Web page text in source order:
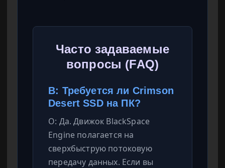
Часто задаваемые
вопросы (FAQ)
В: Требуется ли Crimson
Desert SSD на ПК?
О: Да. Движок BlackSpace
Engine полагается на
сверхбыструю потоковую
передачу данных. Если вы